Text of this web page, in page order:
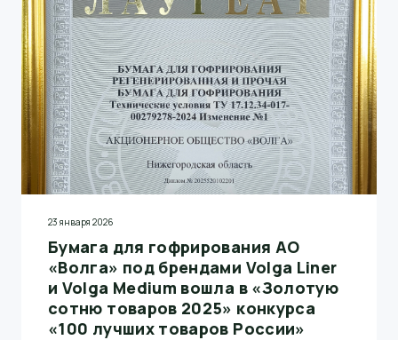
23 января 2026
Бумага для гофрирования АО
«Волга» под брендами Volga Liner
и Volga Medium вошла в «Золотую
сотню товаров 2025» конкурса
«100 лучших товаров России»